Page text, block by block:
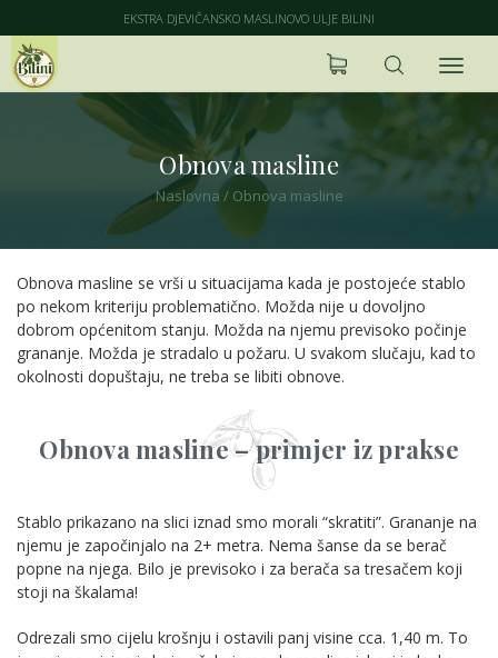
EKSTRA DJEVIČANSKO MASLINOVO ULJE BILINI
Obnova masline
Naslovna/ Obnova masline
Obnova masline se vrši u situacijama kada je postojeće stablo
po nekom kriteriju problematično. Možda nije u dovoljno
dobrom općenitom stanju. Možda na njemu previsoko počinje
grananje. Možda je stradalo u požaru. U svakom slučaju, kad to
okolnosti dopuštaju, ne treba se libiti obnove.
Obnova masline – primjer iz prakse
Stablo prikazano na slici iznad smo morali “skratiti”. Grananje na
njemu je započinjalo na 2+ metra. Nema šanse da se berač
popne na njega. Bilo je previsoko i za berača sa tresačem koji
stoji na škalama!
Odrezali smo cijelu krošnju i ostavili panj visine cca. 1,40 m. To